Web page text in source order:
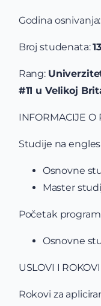
Godina
Broj studenata:
Rang:
#11 u Velikoj
INFORMACIJE O
Studije na
Osnovne
Master
Početak
Osnovne
USLOVI I ROKOVI
Rokovi za